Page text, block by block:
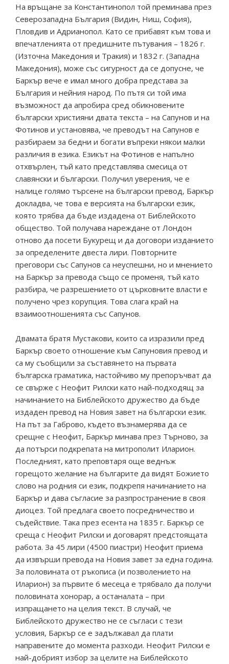
На връщане за Константинопол той преминава през
Северозападна България (Видин, Ниш, София),
Пловдив и Адрианопол. Като се прибавят към това и
впечатленията от предишните пътувания – 1826 г.
(Източна Македония и Тракия) и 1832 г. (Западна
Македония), може със сигурност да се допусне, че
Баркър вече е имал много добра представа за
България и нейния народ. По пътя си той има
възможност да апробира сред обикновените
български християни двата текста – на Сапунов и на
Фотинов и установява, че преводът на Сапунов е
разбираем за бедни и богати въпреки някои малки
различия в езика. Езикът на Фотинов е напълно
отхвърлен, тъй като представлява смесица от
славянски и български. Получил уверения, че е
налице голямо търсене на български превод, Баркър
докладва, че това е версията на български език,
която трябва да бъде издадена от Библейското
общество. Той получава нареждане от Лондон
отново да посети Букурещ и да договори изданието
за определените двеста лири. Повторните
преговори със Сапунов са неуспешни, но и мнението
на Баркър за превода също се променя, тъй като
разбира, че разрешението от църковните власти е
получено чрез корупция. Това слага край на
взаимоотношенията със Сапунов.
Двамата братя Мустакови, които са изразили пред
Баркър своето отношение към Сапуновия превод и
са му съобщили за съставянето на първата
българска граматика, настойчиво му препоръчват да
се свърже с Неофит Рилски като най-подходящ за
начинанието на Библейското дружество да бъде
издаден превод на Новия завет на български език.
На път за Габрово, където възнамерява да се
срещне с Неофит, Баркър минава през Търново, за
да потърси подкрепата на митрополит Иларион.
Последният, като преповтаря още веднъж
горещото желание на българите да видят Божието
слово на родния си език, подкрепя начинанието на
Баркър и дава съгласие за разпространение в своя
диоцез. Той предлага своето посредничество и
съдействие. Така през есента на 1835 г. Баркър се
среща с Неофит Рилски и договарят предстоящата
работа. За 45 лири (4500 пиастри) Неофит приема
да извърши превода на Новия завет за една година.
За половината от ръкописа (и позволението на
Иларион) за първите 6 месеца е трябвало да получи
половината хонорар, а останалата – при
изпращането на целия текст. В случай, че
Библейското дружество не се съгласи с тези
условия, Баркър се е задължавал да плати
направените до момента разходи. Неофит Рилски е
най-добрият избор за целите на Библейското